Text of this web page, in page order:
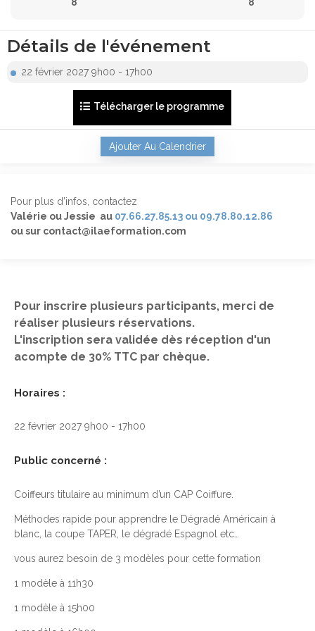
Détails de l'événement
22 février 2027 9h00 - 17h00
Télécharger le programme
Ajouter Au Calendrier
Pour plus d’infos, contactez
Valérie ou Jessie au 07.66.27.85.13 ou 09.78.80.12.86
ou sur contact@ilaeformation.com
Pour inscrire plusieurs participants, merci de
réaliser plusieurs réservations.
L'inscription sera validée dès réception d'un
acompte de 30% TTC par chèque.
Horaires :
22 février 2027 9h00 - 17h00
Public concerné :
Coiffeurs titulaire au minimum d’un CAP Coiffure.
Méthodes rapide pour apprendre le Dégradé Américain à
blanc, la coupe TAPER, le dégradé Espagnol etc…
vous aurez besoin de 3 modèles pour cette formation
1 modèle à 11h30
1 modèle à 15h00